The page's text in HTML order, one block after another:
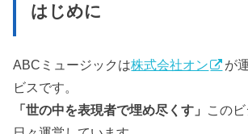
はじめに
ABCミュージックは株式会社オン
が
ビスです。
「世の中を表現者で埋め尽くす」 この